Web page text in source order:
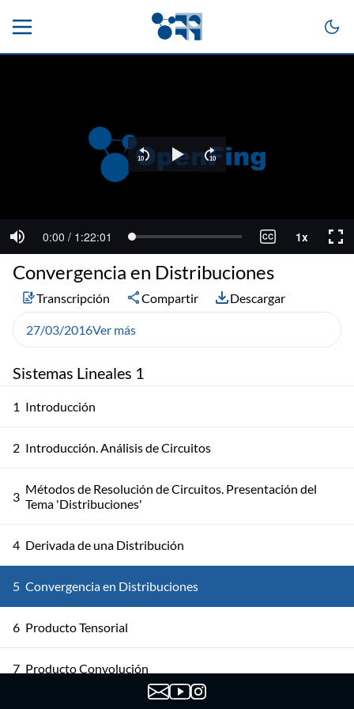
Sistemas Lineales 1
1 Introducción
2 Introducción. Análisis de Circuitos
3 Métodos de Resolución de Circuitos. Presentación del
Tema 'Distribuciones'
4 Derivada de una Distribución
5 Convergencia en Distribuciones
6 Producto Tensorial
7 Producto Convolución
Convergencia en Distribuciones
Transcripción Compartir Descargar
27/03/2016Ver más